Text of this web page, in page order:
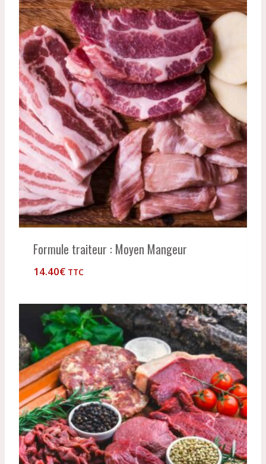
Formule traiteur : Moyen Mangeur
14.40€ TTC